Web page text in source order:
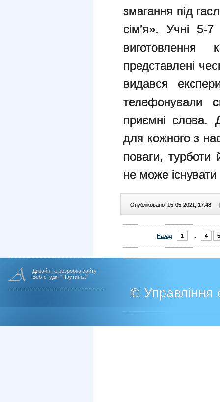
змагання під
сім’я». Учні 5-
виготовлення
представлені
видався
телефонували
приємні слова.
для кожного з
поваги, турботи
не може
Опубліковано: 15-05-2021, 17:48 |
Назад 1 4 5
Дизайн та розробка сайту
Веб-студія "Паутинка"
© Управління